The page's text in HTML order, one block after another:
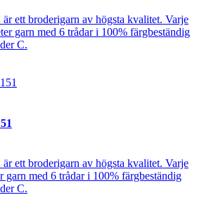
ett broderigarn av högsta kvalitet. Varje
garn med 6 trådar i 100% färgbeständig
C.
ett broderigarn av högsta kvalitet. Varje
garn med 6 trådar i 100% färgbeständig
C.